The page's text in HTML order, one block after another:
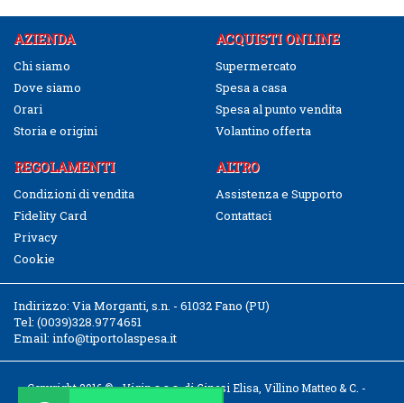
AZIENDA
Chi siamo
Dove siamo
Orari
Storia e origini
ACQUISTI ONLINE
Supermercato
Spesa a casa
Spesa al punto vendita
Volantino offerta
REGOLAMENTI
Condizioni di vendita
Fidelity Card
Privacy
Cookie
ALTRO
Assistenza e Supporto
Contattaci
Indirizzo: Via Morganti, s.n. - 61032 Fano (PU)
Tel: (0039)328.9774651
Email: info@tiportolaspesa.it
Copyright 2016 © - Vigin s.a.s. di Ginesi Elisa, Villino Matteo & C. -